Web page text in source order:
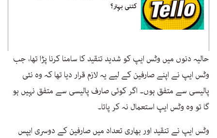
کتنی بہتر؟
حالیہ دنوں میں وٹس ایپ کو شدید تنقید کا سامنا کرنا پڑا تھا، جب
وٹس ایپ نے اپنے صارفین کے لیے یہ لازم قرار دیا تھا کہ وہ نئی
پالیسی سے متفق ہوں۔ اگر کوئی صارف پالیسی سے متفق نہیں ہو
گا تو وہ وٹس ایپ استعمال نہ کر پاتا۔
وٹس ایپ نے تنقید اور بھاری تعداد میں صارفین کے دوسری ایپس